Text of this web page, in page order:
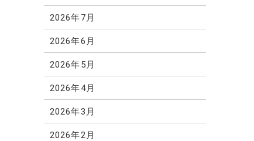
2026年7月
2026年6月
2026年5月
2026年4月
2026年3月
2026年2月